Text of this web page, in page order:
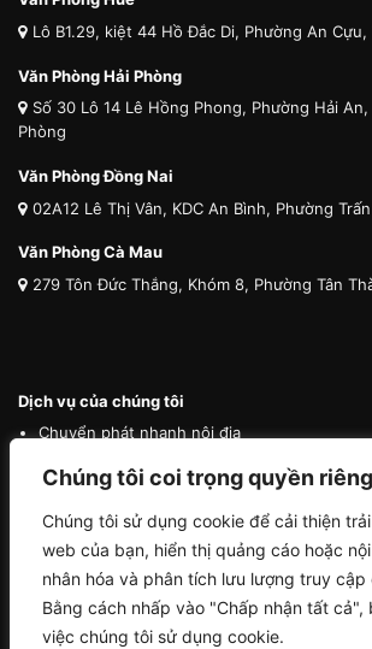
Chúng tôi coi trọng quyền
Chúng tôi sử dụng cookie để cải thiện
web của bạn, hiển thị quảng cáo hoặc
nhân hóa và phân tích lưu lượng truy cập
Bằng cách nhấp vào "Chấp nhận tất cả",
việc chúng tôi sử dụng cookie.
Lô B1.29, kiệt 44 Hồ Đắc Di, Phường An
Văn Phòng Hải Phòng
Số 30 Lô 14 Lê Hồng Phong, Phường Hải
Phòng
Văn Phòng Đồng Nai
02A12 Lê Thị Vân, KDC An Bình, Phường
Văn Phòng Cà Mau
279 Tôn Đức Thắng, Khóm 8, Phường Tân
Dịch vụ của chúng tôi
Chuyển phát nhanh nội địa
Chuyển phát nhanh quốc tế
Vận chuyển thú cưng
Mua hộ hàng nước ngoài